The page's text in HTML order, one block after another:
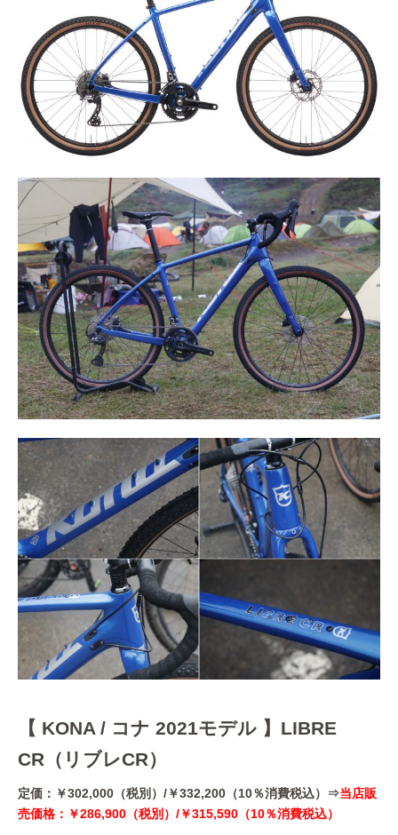
【 KONA / コナ 2021モデル 】LIBRE
CR（リブレCR）
定価：￥302,000（税別）/￥332,200（10％消費税込）⇒当店販
売価格：￥286,900（税別）/￥315,590（10％消費税込）